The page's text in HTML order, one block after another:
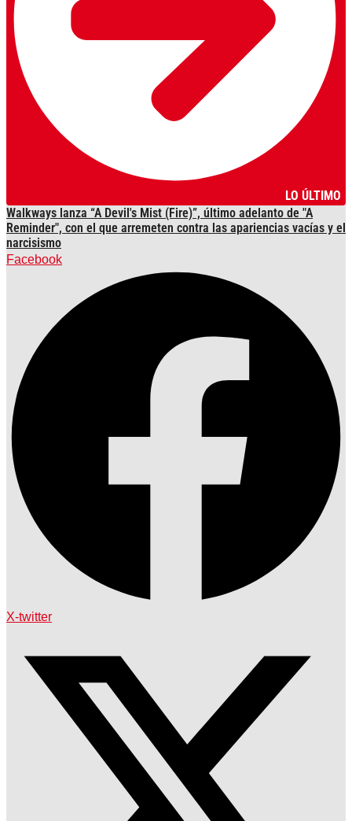
LO ÚLTIMO
Walkways lanza “A Devil's Mist (Fire)”, último adelanto de "A
Reminder", con el que arremeten contra las apariencias vacías y el
narcisismo
Facebook
X-twitter